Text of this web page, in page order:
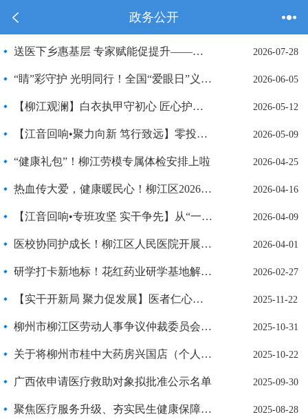
政务公开
2026-07-28
送医下乡惠基层 专家赋能促提升——民盟广西区委“送医下乡”活动走进柳江区中医医院
2026-06-05
“睛”彩守护 光明同行！全国“爱眼日”义诊惠民生
2026-05-12
【柳江观澜】白衣执甲守初心 匠心护佑万家安——柳江区护理队伍以实干彰显劳动者担当
2026-05-09
【江音回响•聚力向新 笃行致远】零投诉、满意度100%！柳江120用温情守护生命线
2026-04-25
“健康礼包”！柳江劳模专属体检安排上啦
2026-04-16
热血传大爱，健康暖民心！柳江区2026年无偿献血暨爱国卫生月活动启动
2026-04-09
【江音回响•专班攻坚 实干争先】从“一张蓝图”到“拔地而起”——柳江医疗民生项目建设正酣
2026-04-01
医校协同护成长！柳江区人民医院开展“健康副校长”所属校医培训工作
2026-02-27
研学打卡新地标！花红药业研学基地解锁中医知识密码
2025-11-22
【实干开新局 聚力促发展】医者仁心守乡土 健康使命系万家——记柳江区土博镇世界村卫生室村医蓝猛
2025-10-31
柳州市柳江区劳动人事争议仲裁委员会公告
2025-10-22
关于将柳州市桂中大药房兴国店（个人独资）等2家药店确定为柳州市医保定点零售药店 的公示
2025-09-30
广西依申请医疗救助对象拟批准公示名单
2025-08-28
聚焦医疗服务升级、夯实民生健康保障！李团到区卫健系统开展工作调研